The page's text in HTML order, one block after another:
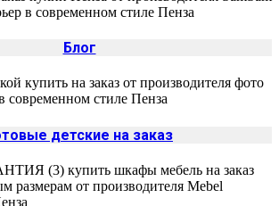
Блог
детские на заказ